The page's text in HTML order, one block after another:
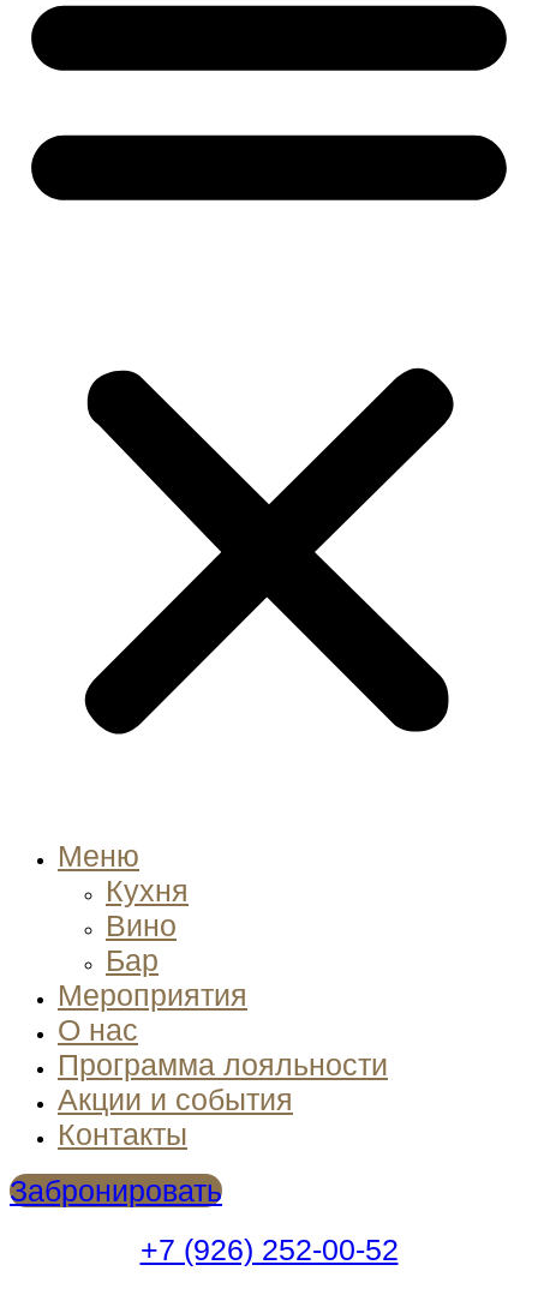
Меню
Кухня
Вино
Бар
Мероприятия
О нас
Программа лояльности
Акции и события
Контакты
Забронировать
+7 (926) 252-00-52